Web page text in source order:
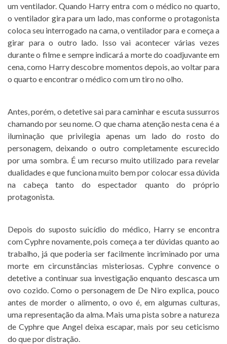
um ventilador. Quando Harry entra com o médico no quarto,
o ventilador gira para um lado, mas conforme o protagonista
coloca seu interrogado na cama, o ventilador para e começa a
girar para o outro lado. Isso vai acontecer várias vezes
durante o filme e sempre indicará a morte do coadjuvante em
cena, como Harry descobre momentos depois, ao voltar para
o quarto e encontrar o médico com um tiro no olho.
Antes, porém, o detetive sai para caminhar e escuta sussurros
chamando por seu nome. O que chama atenção nesta cena é a
iluminação que privilegia apenas um lado do rosto do
personagem, deixando o outro completamente escurecido
por uma sombra. É um recurso muito utilizado para revelar
dualidades e que funciona muito bem por colocar essa dúvida
na cabeça tanto do espectador quanto do próprio
protagonista.
Depois do suposto suicídio do médico, Harry se encontra
com Cyphre novamente, pois começa a ter dúvidas quanto ao
trabalho, já que poderia ser facilmente incriminado por uma
morte em circunstâncias misteriosas. Cyphre convence o
detetive a continuar sua investigação enquanto descasca um
ovo cozido. Como o personagem de De Niro explica, pouco
antes de morder o alimento, o ovo é, em algumas culturas,
uma representação da alma. Mais uma pista sobre a natureza
de Cyphre que Angel deixa escapar, mais por seu ceticismo
do que por distração.